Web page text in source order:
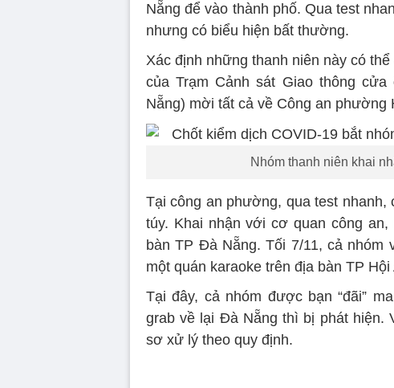
Nẵng để vào thành phố. Qua test
nhưng có biểu hiện bất thường.
Xác định những thanh niên này có
của Trạm Cảnh sát Giao thông
Nẵng) mời tất cả về Công an phường
Nhóm thanh niên khai
Tại công an phường, qua test
túy. Khai nhận với cơ quan công
bàn TP Đà Nẵng. Tối 7/11, cả
một quán karaoke trên địa bàn TP
Tại đây, cả nhóm được bạn “đãi”
grab về lại Đà Nẵng thì bị phát hiện.
sơ xử lý theo quy định.